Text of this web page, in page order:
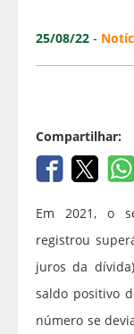
25/08/22 -
Compartilhar:
Em 2021, o
registrou
juros da
saldo positivo
número se